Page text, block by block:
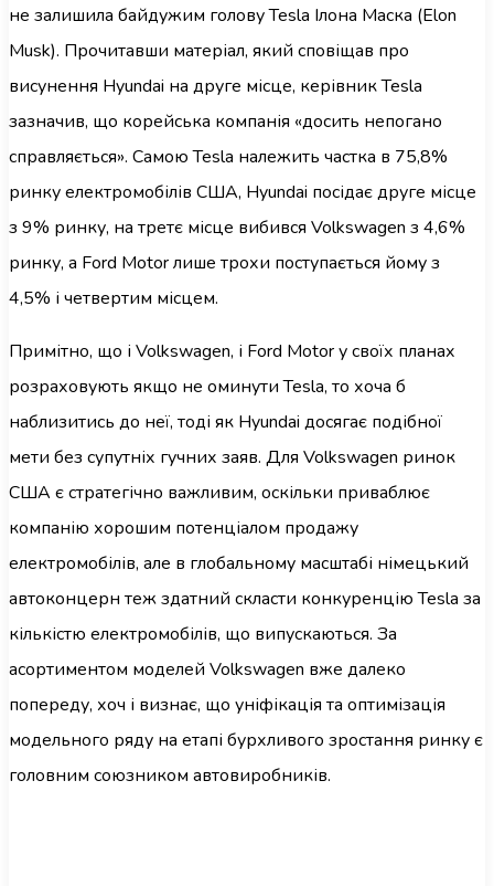
не залишила байдужим голову Tesla Ілона Маска (Elon
Musk). Прочитавши матеріал, який сповіщав про
висунення Hyundai на друге місце, керівник Tesla
зазначив, що корейська компанія «досить непогано
справляється». Самою Tesla належить частка в 75,8%
ринку електромобілів США, Hyundai посідає друге місце
з 9% ринку, на третє місце вибився Volkswagen з 4,6%
ринку, а Ford Motor лише трохи поступається йому з
4,5% і четвертим місцем.
Примітно, що і Volkswagen, і Ford Motor у своїх планах
розраховують якщо не оминути Tesla, то хоча б
наблизитись до неї, тоді як Hyundai досягає подібної
мети без супутніх гучних заяв. Для Volkswagen ринок
США є стратегічно важливим, оскільки приваблює
компанію хорошим потенціалом продажу
електромобілів, але в глобальному масштабі німецький
автоконцерн теж здатний скласти конкуренцію Tesla за
кількістю електромобілів, що випускаються. За
асортиментом моделей Volkswagen вже далеко
попереду, хоч і визнає, що уніфікація та оптимізація
модельного ряду на етапі бурхливого зростання ринку є
головним союзником автовиробників.